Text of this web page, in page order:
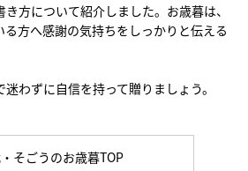
方について紹介しました。お歳暮は、
る方へ感謝の気持ちをしっかりと伝える
わずに自信を持って贈りましょう。
そごうのお歳暮TOP